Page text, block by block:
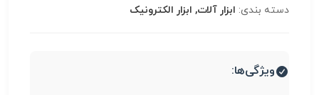
دسته بندی: ابزار آلات, ابزار الکترونیک
ویژگی‌ها: